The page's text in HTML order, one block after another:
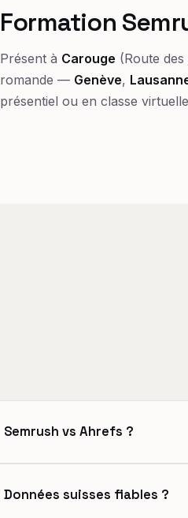
Formation
Présent à Carouge (Route
romande — Genève,
présentiel ou en classe
Semrush vs Ahrefs ?
Données suisses fiables ?